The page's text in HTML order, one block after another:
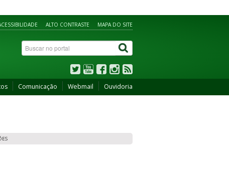
ALTO CONTRASTE MAPA DO SITE
Comunicação Webmail Ouvidoria